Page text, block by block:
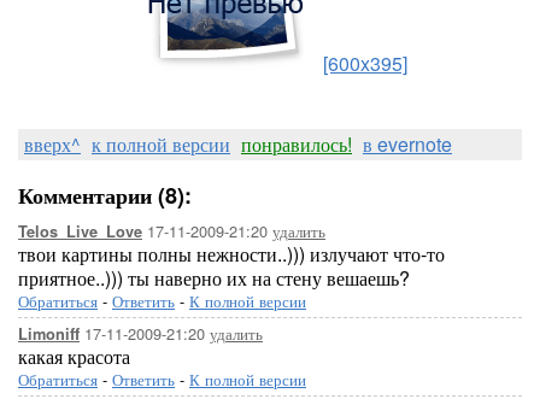
[600x395]
вверх^ к полной версии понравилось! в evernote
Комментарии (8):
Telos_Live_Love 17-11-2009-21:20 удалить
твои картины полны нежности..))) излучают что-то
приятное..))) ты наверно их на стену вешаешь?
Обратиться - Ответить - К полной версии
Limoniff 17-11-2009-21:20 удалить
какая красота
Обратиться - Ответить - К полной версии